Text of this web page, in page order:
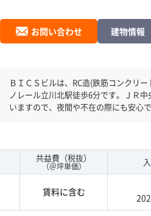
お問い合わせ 建物情報
ＢＩＣＳビルは、RC造(鉄筋コンクリート造)の地上
ノレール立川北駅徒歩6分です。ＪＲ
いますので、夜間や不在の際にも安心
共益費（税抜）
（＠坪単価）
賃料に含む